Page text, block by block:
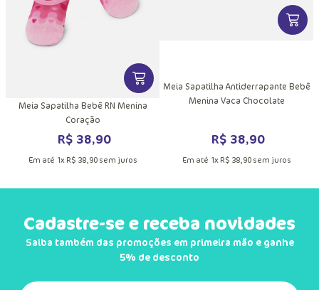
INFORMAÇÕES DO PRODUTOVER MAIS INFORMAÇÕES DO
Meia Sapatilha Bebê RN Menina
Coração
R$ 38,90
Em até 1x R$ 38, 90sem juros
VER
Meia Sapatilha Antiderrapante Bebê
Menina Vaca Chocolate
R$ 38,90
Em até 1x R$ 38, 90sem juros
Cadastre-se e receba novidades
Saiba também das promoções em primeira mão e ganhe
5% de desconto